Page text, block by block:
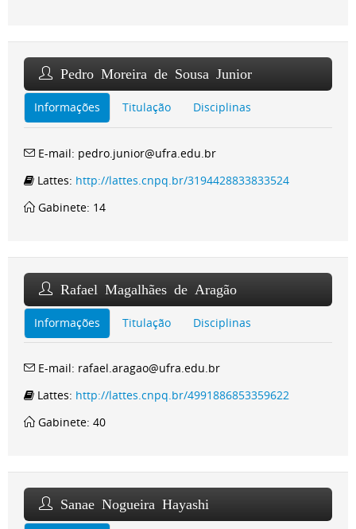
Pedro Moreira de Sousa Junior
Informações Titulação Disciplinas
E-mail: pedro.junior@ufra.edu.br
Lattes: http://lattes.cnpq.br/3194428833833524
Gabinete: 14
Rafael Magalhães de Aragão
Informações Titulação Disciplinas
E-mail: rafael.aragao@ufra.edu.br
Lattes: http://lattes.cnpq.br/4991886853359622
Gabinete: 40
Sanae Nogueira Hayashi